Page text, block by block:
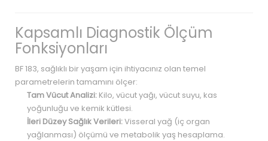
Kapsamlı Diagnostik Ölçüm
Fonksiyonları
BF 183, sağlıklı bir yaşam için ihtiyacınız olan temel
parametrelerin tamamını ölçer:
Tam Vücut Analizi: Kilo, vücut yağı, vücut suyu, kas
yoğunluğu ve kemik kütlesi.
İleri Düzey Sağlık Verileri:Visseral yağ (iç organ
yağlanması) ölçümü ve metabolik yaş hesaplama.